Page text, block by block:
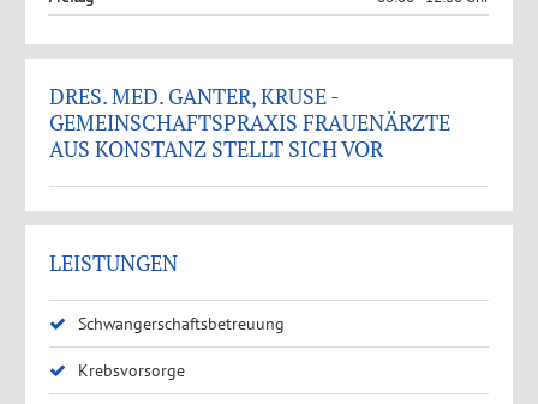
DRES. MED. GANTER, KRUSE -
GEMEINSCHAFTSPRAXIS FRAUENÄRZTE
AUS KONSTANZ STELLT SICH VOR
LEISTUNGEN
Schwangerschaftsbetreuung
Krebsvorsorge